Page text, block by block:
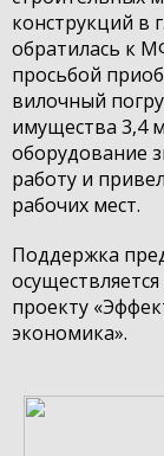
конструкций в
обратилась к
просьбой
вилочный
имущества 3,4
оборудование
работу и
рабочих мест.
Поддержка
проекту
экономика».